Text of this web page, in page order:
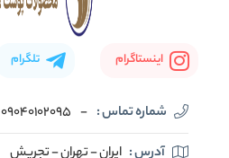
اینستاگرام تلگرام
شماره تماس : -
09040102095
آدرس : ایران - تهران - تجریش